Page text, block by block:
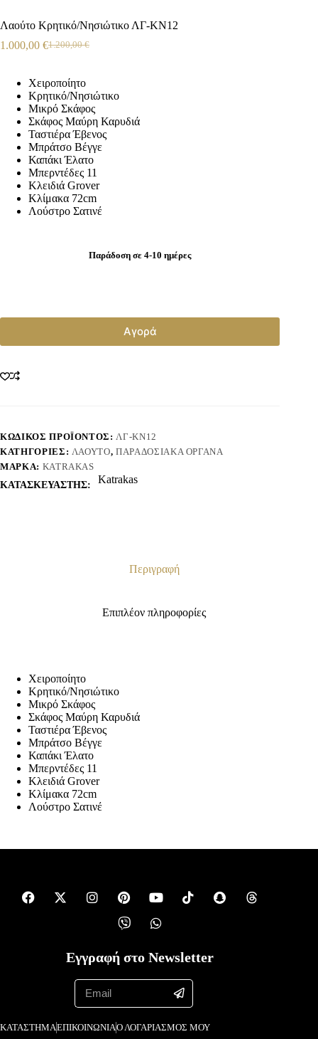
Λαούτο Κρητικό/Νησιώτικο ΛΓ-ΚΝ12
1.200,00€
1.000,00 €
Χειροποίητο
Κρητικό/Νησιώτικο
Μικρό Σκάφος
Σκάφος Μαύρη Καρυδιά
Ταστιέρα Έβενος
Μπράτσο Βέγγε
Καπάκι Έλατο
Μπερντέδες 11
Κλειδιά Grover
Κλίμακα 72cm
Λούστρο Σατινέ
Παράδοση σε 4-10 ημέρες
Αγορά
ΚΩΔΙΚΌΣ ΠΡΟΪΌΝΤΟΣ: ΛΓ-ΚΝ12
ΚΑΤΗΓΟΡΊΕΣ: ΛΑΟΎΤΟ,ΠΑΡΑΔΟΣΙΑΚΆ ΌΡΓΑΝΑ
ΜΆΡΚΑ: KATRAKAS
ΚΑΤΑΣΚΕΥΑΣΤΗΣ:
Katrakas
Περιγραφή
Επιπλέον πληροφορίες
Χειροποίητο
Κρητικό/Νησιώτικο
Μικρό Σκάφος
Σκάφος Μαύρη Καρυδιά
Ταστιέρα Έβενος
Μπράτσο Βέγγε
Καπάκι Έλατο
Μπερντέδες 11
Κλειδιά Grover
Κλίμακα 72cm
Λούστρο Σατινέ
Εγγραφή στο Newsletter
ΚΑΤΑΣΤΗΜΑΕΠΙΚΟΙΝΩΝΙΑΟ ΛΟΓΑΡΙΑΣΜΟΣ ΜΟΥ